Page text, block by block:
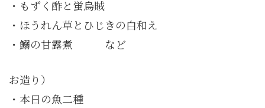
・もずく酢と蛍烏賊
・ほうれん草とひじきの白和え
・鰯の甘露煮 など
お造り）
・本日の魚二種